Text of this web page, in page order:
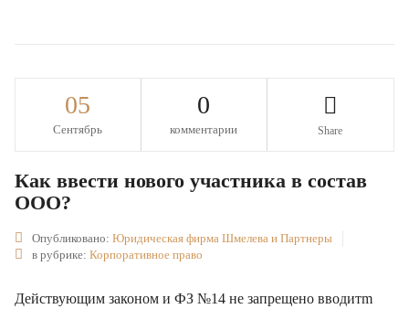
05
Сентябрь
0
комментарии Share
Как ввести нового участника в состав
ООО?
Опубликовано: Юридическая фирма Шмелева и Партнеры
в рубрике: Корпоративное право
Действующим законом и ФЗ №14 не запрещено вводитm